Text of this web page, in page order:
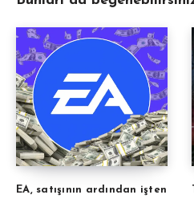
EA, satışının ardından işten